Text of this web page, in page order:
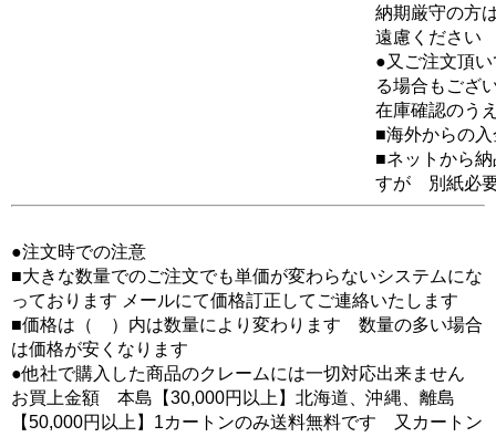
納期厳守の方
遠慮ください
●又ご注文頂
る場合もござ
在庫確認のう
■海外からの
■ネットから
すが 別紙必
●注文時での注意
■大きな数量でのご注文でも単価が変わらないシステムにな
っております メールにて価格訂正してご連絡いたします
■価格は（ ）内は数量により変わります 数量の多い場合
は価格が安くなります
●他社で購入した商品のクレームには一切対応出来ません
お買上金額 本島【30,000円以上】北海道、沖縄、離島
【50,000円以上】1カートンのみ送料無料です 又カートン